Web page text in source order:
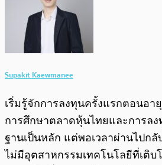
Supakit Kaewmanee
เริ่มรู้จักการลงทุนครั้งแรกตอนอา
การศึกษาตลาดหุ้นไทยและการล
ฐานเป็นหลัก แต่พอเวลาผ่านไปกลั
ไม่มีอุตสาหกรรมเทคโนโลยีที่เติบ